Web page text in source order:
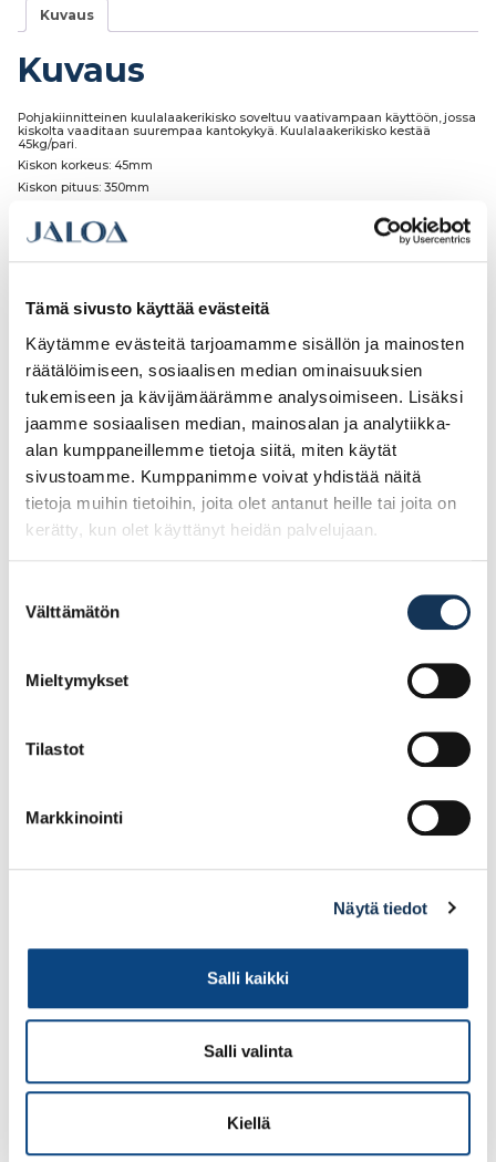
Tämä sivusto käyttää evästeitä
Käytämme evästeitä tarjoamamme sisällön ja mainosten
räätälöimiseen, sosiaalisen median ominaisuuksien
tukemiseen ja kävijämäärämme analysoimiseen. Lisäksi
jaamme sosiaalisen median, mainosalan ja analytiikka-
alan kumppaneillemme tietoja siitä, miten käytät
sivustoamme. Kumppanimme voivat yhdistää näitä
tietoja muihin tietoihin, joita olet antanut heille tai joita on
kerätty, kun olet käyttänyt heidän palvelujaan.
valinta
Välttämätön
Mieltymykset
Tilastot
Markkinointi
Näytä tiedot
Salli kaikki
Salli valinta
Kiellä
Kuvaus
Kuvaus
Pohjakiinnitteinen kuulalaakerikisko soveltuu vaativampaan käyttöön, jossa
kiskolta vaaditaan suurempaa kantokykyä. Kuulalaakerikisko kestää
45kg/pari.
Kiskon korkeus: 45mm
Kiskon pituus: 350mm
Tutustu myös
Lisää tilauskoriin Lisää tilauskoriin